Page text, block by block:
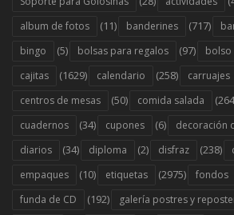
album de fotos (11) banderines (717)
bingo (5) bolsas para regalos (97) bolso
cajitas (1629) calendario (258) carruajes
centros de mesas (50) comida salada
cuadernos (34) cupones (6) decoración
diarios (34) diploma (2) disfraz (238)
empaques (10) etiquetas (2975) fondos
funda de CD (192) galería postres y